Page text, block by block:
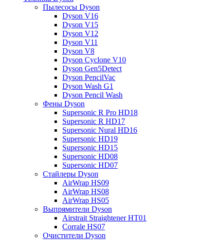
Пылесосы Dyson
Dyson V16
Dyson V15
Dyson V12
Dyson V11
Dyson V8
Dyson Cyclone V10
Dyson Gen5Detect
Dyson PencilVac
Dyson Wash G1
Dyson Pencil Wash
Фены Dyson
Supersonic R Pro HD18
Supersonic R HD17
Supersonic Nural HD16
Supersonic HD19
Supersonic HD15
Supersonic HD08
Supersonic HD07
Стайлеры Dyson
AirWrap HS09
AirWrap HS08
AirWrap HS05
Выпрямители Dyson
Airstrait Straightener HT01
Corrale HS07
Очистители Dyson